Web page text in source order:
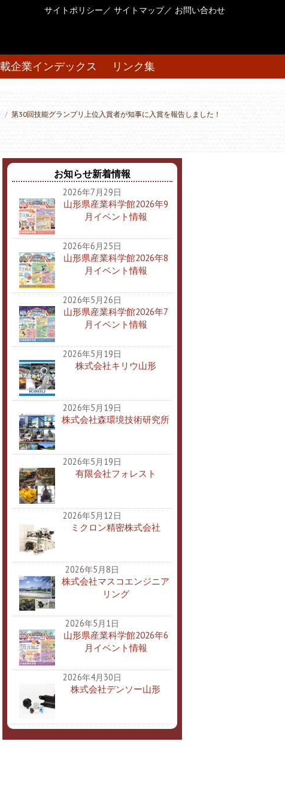
サイトポリシー／ サイトマップ／ お問い合わせ
企業インデックス リンク集
/ 第30回技能グランプリ上位入賞者が知事に入賞を報告しました！
お知らせ新着情報
2026年7月29日
山形県産業科学館2026年9
月イベント情報
2026年6月25日
山形県産業科学館2026年8
月イベント情報
2026年5月26日
山形県産業科学館2026年7
月イベント情報
2026年5月19日
株式会社キリウ山形
2026年5月19日
株式会社森環境技術研究所
2026年5月19日
有限会社フォレスト
2026年5月12日
ミクロン精密株式会社
2026年5月8日
株式会社マスコエンジニア
リング
2026年5月1日
山形県産業科学館2026年6
月イベント情報
2026年4月30日
株式会社デンソー山形